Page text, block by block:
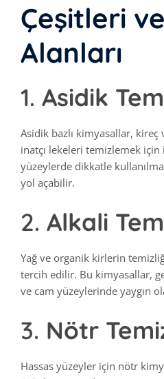
Çeşitleri
Alanları
1. Asidik
Asidik bazlı kimyasallar,
inatçı lekeleri temizlemek
yüzeylerde dikkatle
yol açabilir.
2. Alkali
Yağ ve organik kirlerin
tercih edilir. Bu kimyasallar,
ve cam yüzeylerinde yaygın
3. Nötr
Hassas yüzeyler için nötr